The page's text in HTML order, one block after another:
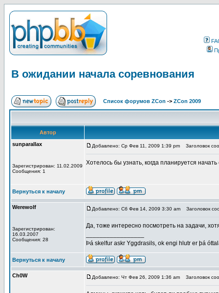
В ожидании начала соревнования
Список форумов ZCon -> ZCon 2009
Автор
sunparallax
Зарегистрирован: 11.02.2009
Сообщения: 1
Добавлено: Ср Фев 11, 2009 1:39 pm Заголовок
Хотелось бы узнать, когда планируется
Вернуться к началу
Werewolf
Зарегистрирован:
16.03.2007
Сообщения: 28
Добавлено: Сб Фев 14, 2009 3:30 am Заголовок
Да, тоже интересно посмотреть на задачи,
Þá skelfur askr Yggdrasils, ok engi hlutr er þá
Вернуться к началу
Ch0W Добавлено: Чт Фев 26, 2009 1:36 am Заголовок